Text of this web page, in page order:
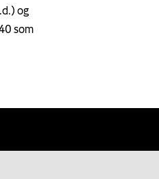
og
som